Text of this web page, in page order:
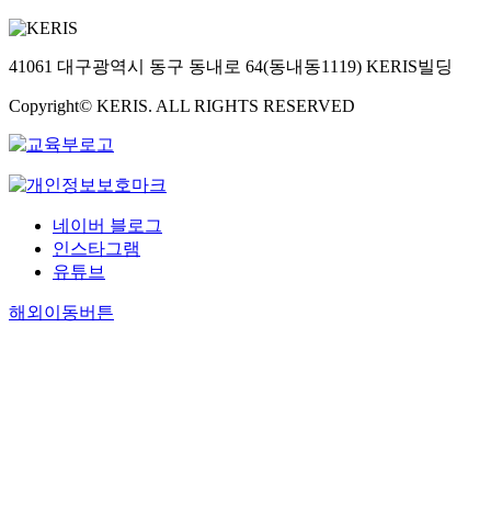
41061 대구광역시 동구 동내로 64(동내동1119) KERIS빌딩
Copyright© KERIS. ALL RIGHTS RESERVED
네이버 블로그
인스타그램
유튜브
해외이동버튼